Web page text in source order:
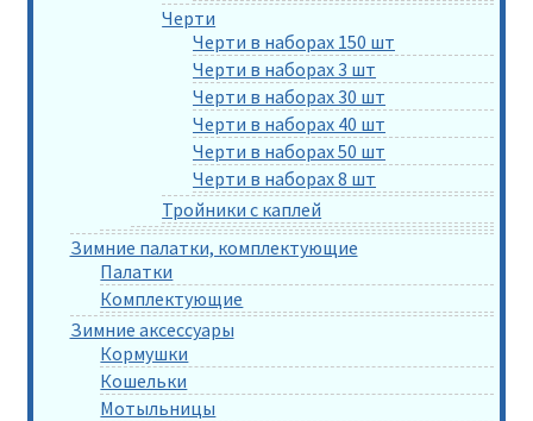
Черти
Черти в наборах 150 шт
Черти в наборах 3 шт
Черти в наборах 30 шт
Черти в наборах 40 шт
Черти в наборах 50 шт
Черти в наборах 8 шт
Тройники с каплей
Зимние палатки, комплектующие
Палатки
Комплектующие
Зимние аксессуары
Кормушки
Кошельки
Мотыльницы